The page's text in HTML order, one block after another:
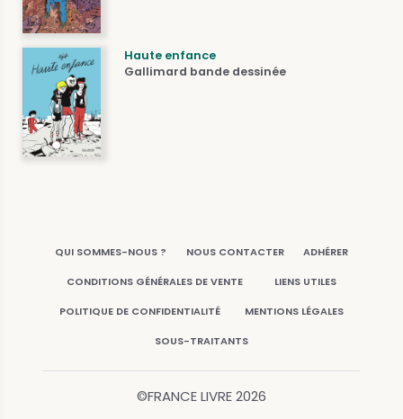
Haute enfance
Gallimard bande dessinée
QUI SOMMES-NOUS ? NOUS CONTACTER ADHÉRER
CONDITIONS GÉNÉRALES DE VENTE LIENS UTILES
POLITIQUE DE CONFIDENTIALITÉ MENTIONS LÉGALES
SOUS-TRAITANTS
©FRANCE LIVRE2026